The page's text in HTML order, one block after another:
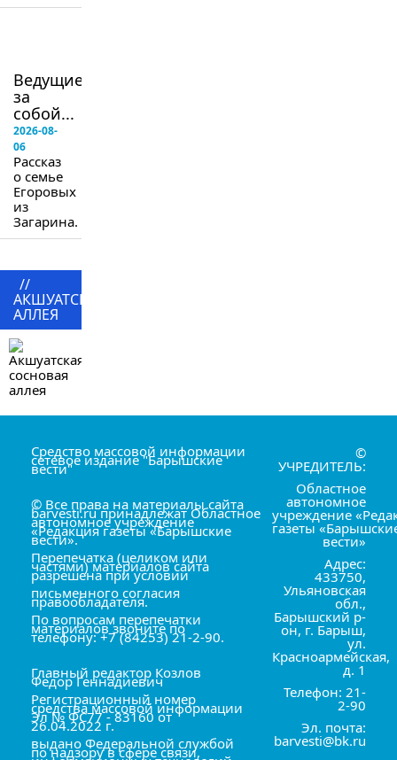
Ведущие
за
собой...
2026-08-
06
Рассказ
о семье
Егоровых
из
Загарина.
//
АКШУАТСКАЯ
АЛЛЕЯ
Средство массовой информации
сетевое издание "Барышские
вести"
© Все права на материалы сайта
barvesti.ru принадлежат Областное
автономное учреждение
«Редакция газеты «Барышские
вести».
Перепечатка (целиком или
частями) материалов сайта
разрешена при условии
письменного согласия
правообладателя.
По вопросам перепечатки
материалов звоните по
телефону: +7 (84253) 21-2-90.
Главный редактор Козлов
Фёдор Геннадиевич
Регистрационный номер
средства массовой информации
Эл № ФС77 - 83160 от
26.04.2022 г.
выдано Федеральной службой
по надзору в сфере связи,
©
УЧРЕДИТЕЛЬ:
Областное
автономное
учреждение
газеты
вести»
Адрес:
433750,
Ульяновская
обл.,
Барышский р-
он, г. Барыш,
ул.
Красноармейская,
д. 1
Телефон: 21-
2-90
Эл. почта:
barvesti@bk.ru